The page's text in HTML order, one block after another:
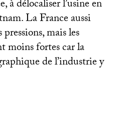
à délocaliser l’usine en
La France aussi
mais les
moins fortes car la
de l’industrie y